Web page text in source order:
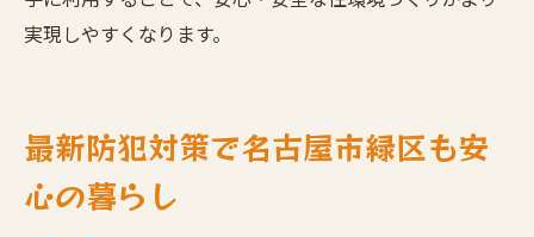
実現しやすくなります。
最新防犯対策で名古屋市緑区も安
心の暮らし